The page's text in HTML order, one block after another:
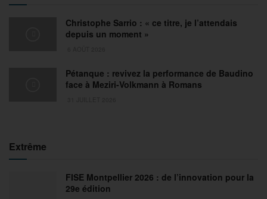
Christophe Sarrio : « ce titre, je l’attendais
depuis un moment »
Pétanque : revivez la performance de Baudino
face à Meziri-Volkmann à Romans
Extrême
FISE Montpellier 2026 : de l’innovation pour la
29e édition